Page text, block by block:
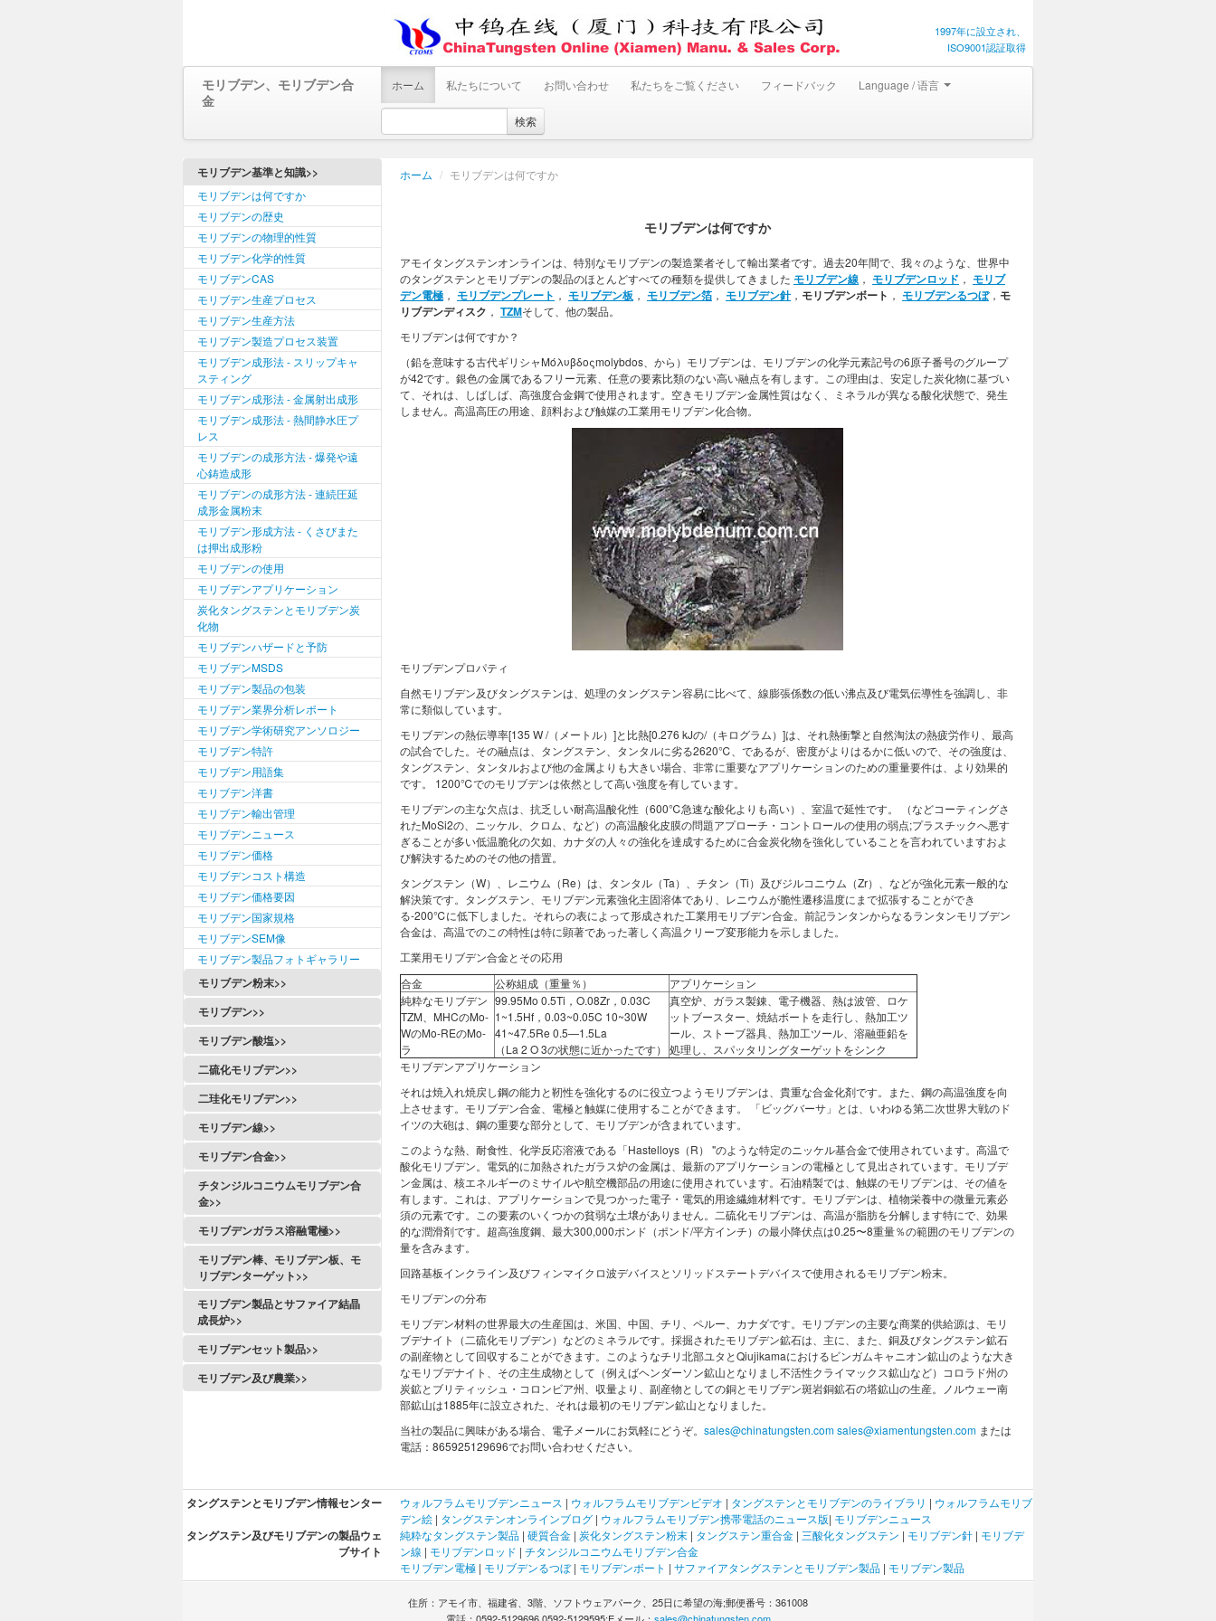
1997年に設立され、
ISO9001認証取得
モリブデン、モリブデン合
金
ホーム 私たちについて お問い合わせ 私たちをご覧ください フィードバック Language / 语言
検索
モリブデン基準と知識>>
モリブデンは何ですか
モリブデンの歴史
モリブデンの物理的性質
モリブデン化学的性質
モリブデンCAS
モリブデン生産プロセス
モリブデン生産方法
モリブデン製造プロセス装置
モリブデン成形法 - スリップキャ
スティング
モリブデン成形法 - 金属射出成形
モリブデン成形法 - 熱間静水圧プ
レス
モリブデンの成形方法 - 爆発や遠
心鋳造成形
モリブデンの成形方法 - 連続圧延
成形金属粉末
モリブデン形成方法 - くさびまた
は押出成形粉
モリブデンの使用
モリブデンアプリケーション
炭化タングステンとモリブデン炭
化物
モリブデンハザードと予防
モリブデンMSDS
モリブデン製品の包装
モリブデン業界分析レポート
モリブデン学術研究アンソロジー
モリブデン特許
モリブデン用語集
モリブデン洋書
モリブデン輸出管理
モリブデンニュース
モリブデン価格
モリブデンコスト構造
モリブデン価格要因
モリブデン国家規格
モリブデンSEM像
モリブデン製品フォトギャラリー
モリブデン粉末>>
モリブデン>>
モリブデン酸塩>>
二硫化モリブデン>>
二珪化モリブデン>>
モリブデン線>>
モリブデン合金>>
チタンジルコニウムモリブデン合
金>>
モリブデンガラス溶融電極>>
モリブデン棒、モリブデン板、モ
リブデンターゲット>>
モリブデン製品とサファイア結晶
成長炉>>
モリブデンセット製品>>
モリブデン及び農業>>
ホーム / モリブデンは何ですか
モリブデンは何ですか
アモイタングステンオンラインは、特別なモリブデンの製造業者そして輸出業者です。過去20年間で、我々のような、世界中
のタングステンとモリブデンの製品のほとんどすべての種類を提供してきました モリブデン線 ， モリブデンロッド ， モリブ
デン電極 ， モリブデンプレート ， モリブデン板 ， モリブデン箔 ， モリブデン針， モリブデンボート ， モリブデンるつぼ， モ
リブデンディスク ， TZMそして、他の製品。
モリブデンは何ですか？
（鉛を意味する古代ギリシャΜόλυβδοςmolybdos、から）モリブデンは、モリブデンの化学元素記号の6原子番号のグループ
が42です。銀色の金属であるフリー元素、任意の要素比類のない高い融点を有します。この理由は、安定した炭化物に基づい
て、それは、しばしば、高強度合金鋼で使用されます。空きモリブデン金属性質はなく、ミネラルが異なる酸化状態で、発生
しません。高温高圧の用途、顔料および触媒の工業用モリブデン化合物。
モリブデンプロパティ
自然モリブデン及びタングステンは、処理のタングステン容易に比べて、線膨張係数の低い沸点及び電気伝導性を強調し、非
常に類似しています。
モリブデンの熱伝導率[135 W /（メートル）]と比熱[0.276 kJの/（キログラム）]は、それ熱衝撃と自然淘汰の熱疲労作り、最高
の試合でした。その融点は、タングステン、タンタルに劣る2620℃、であるが、密度がよりはるかに低いので、その強度は、
タングステン、タンタルおよび他の金属よりも大きい場合、非常に重要なアプリケーションのための重量要件は、より効果的
です。 1200℃でのモリブデンは依然として高い強度を有しています。
モリブデンの主な欠点は、抗乏しい耐高温酸化性（600℃急速な酸化よりも高い）、室温で延性です。 （などコーティングさ
れたMoSi2の、ニッケル、クロム、など）の高温酸化皮膜の問題アプローチ・コントロールの使用の弱点;プラスチックへ悪す
ぎることが多い低温脆化の欠如、カナダの人々の強化を達成するために合金炭化物を強化していることを言われていますおよ
び解決するためのその他の措置。
タングステン（W）、レニウム（Re）は、タンタル（Ta）、チタン（Ti）及びジルコニウム（Zr）、などが強化元素一般的な
解決策です。タングステン、モリブデン元素強化主固溶体であり、レニウムが脆性遷移温度にまで拡張することができ
る-200℃に低下しました。それらの表によって形成された工業用モリブデン合金。前記ランタンからなるランタンモリブデン
合金は、高温でのこの特性は特に顕著であった著しく高温クリープ変形能力を示しました。
工業用モリブデン合金とその応用
合金
公称組成（重量％）
アプリケーション
純粋なモリブデン
TZM、MHCのMo-
WのMo-REのMo-
ラ
99.95Mo 0.5Ti，O.08Zr，0.03C
1~1.5Hf，0.03~0.05C 10~30W
41~47.5Re 0.5—1.5La
（La 2 O 3の状態に近かったです）
真空炉、ガラス製錬、電子機器、熱は波管、ロケ
ットブースター、焼結ボートを走行し、熱加工ツ
ール、ストーブ器具、熱加工ツール、溶融亜鉛を
処理し、スパッタリングターゲットをシンク
モリブデンアプリケーション
それは焼入れ焼戻し鋼の能力と靭性を強化するのに役立つようモリブデンは、貴重な合金化剤です。また、鋼の高温強度を向
上させます。モリブデン合金、電極と触媒に使用することができます。 「ビッグバーサ」とは、いわゆる第二次世界大戦のド
イツの大砲は、鋼の重要な部分として、モリブデンが含まれています。
このような熱、耐食性、化学反応溶液である「Hastelloys（R） "のような特定のニッケル基合金で使用されています。高温で
酸化モリブデン。電気的に加熱されたガラス炉の金属は、最新のアプリケーションの電極として見出されています。モリブデ
ン金属は、核エネルギーのミサイルや航空機部品の用途に使用されています。石油精製では、触媒のモリブデンは、その値を
有します。これは、アプリケーションで見つかった電子・電気的用途繊維材料です。モリブデンは、植物栄養中の微量元素必
須の元素です。この要素のいくつかの貧弱な土壌がありません。二硫化モリブデンは、高温が脂肪を分解します特にで、効果
的な潤滑剤です。超高強度鋼、最大300,000ポンド（ポンド/平方インチ）の最小降伏点は0.25〜8重量％の範囲のモリブデンの
量を含みます。
回路基板インクライン及びフィンマイクロ波デバイスとソリッドステートデバイスで使用されるモリブデン粉末。
モリブデンの分布
モリブデン材料の世界最大の生産国は、米国、中国、チリ、ペルー、カナダです。モリブデンの主要な商業的供給源は、モリ
ブデナイト（二硫化モリブデン）などのミネラルです。採掘されたモリブデン鉱石は、主に、また、銅及びタングステン鉱石
の副産物として回収することができます。このようなチリ北部ユタとQiujikamaにおけるビンガムキャニオン鉱山のような大き
なモリブデナイト、その主生成物として（例えばヘンダーソン鉱山となりまし不活性クライマックス鉱山など）コロラド州の
炭鉱とブリティッシュ・コロンビア州、収量より、副産物としての銅とモリブデン斑岩銅鉱石の塔鉱山の生産。ノルウェー南
部鉱山は1885年に設立された、それは最初のモリブデン鉱山となりました。
当社の製品に興味がある場合、電子メールにお気軽にどうぞ。 sales@chinatungsten.comsales@xiamentungsten.com または
電話：865925129696でお問い合わせください。
タングステンとモリブデン情報センター ウォルフラムモリブデンニュース | ウォルフラムモリブデンビデオ | タングステンとモリブデンのライブラリ | ウォルフラムモリブ
デン絵 | タングステンオンラインブログ | ウォルフラムモリブデン携帯電話のニュース版| モリブデンニュース
タングステン及びモリブデンの製品ウェ
ブサイト
純粋なタングステン製品 | 硬質合金 | 炭化タングステン粉末 | タングステン重合金 | 三酸化タングステン | モリブデン針 | モリブデ
ン線 | モリブデンロッド | チタンジルコニウムモリブデン合金
モリブデン電極 | モリブデンるつぼ| モリブデンボート | サファイアタングステンとモリブデン製品 | モリブデン製品
住所：アモイ市、福建省、3階、ソフトウェアパーク、25日に希望の海;郵便番号：361008
電話：0592-5129696,0592-5129595;Eメール： sales@chinatungsten.com